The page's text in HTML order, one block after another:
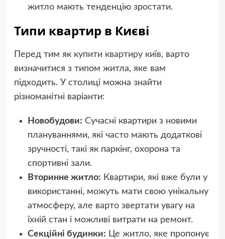
житло мають тенденцію зростати.
Типи квартир в Києві
Перед тим як купити квартиру київ, варто
визначитися з типом житла, яке вам
підходить. У столиці можна знайти
різноманітні варіанти:
Новобудови: Сучасні квартири з новими
плануваннями, які часто мають додаткові
зручності, такі як паркінг, охорона та
спортивні зали.
Вторинне житло: Квартири, які вже були у
використанні, можуть мати свою унікальну
атмосферу, але варто звертати увагу на
їхній стан і можливі витрати на ремонт.
Секційні будинки: Це житло, яке пропонує